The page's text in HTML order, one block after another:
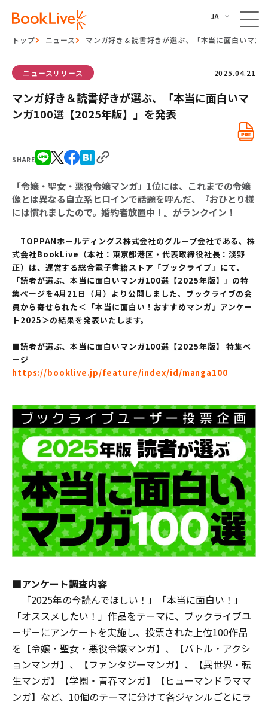
JA
トップ ニュース マンガ好き＆読書好きが選ぶ、「本当に面白いマ
SHARE
ニュースリリース 2025.04.21
マンガ好き＆読書好きが選ぶ、「本当に面白いマ
ンガ100選【2025年版】」を発表
「令嬢・聖女・悪役令嬢マンガ」1位には、これまでの令嬢
像とは異なる自立系ヒロインで話題を呼んだ、『おひとり様
には慣れましたので。婚約者放置中！』がランクイン！
TOPPANホールディングス株式会社のグループ会社である、株
式会社BookLive（本社：東京都港区・代表取締役社長：淡野
正）は、運営する総合電子書籍ストア「ブックライブ」にて、
「読者が選ぶ、本当に面白いマンガ100選【2025年版】」の特
集ページを4月21日（月）より公開しました。ブックライブの会
員から寄せられた＜「本当に面白い！おすすめマンガ」アンケー
ト2025＞の結果を発表いたします。
■読者が選ぶ、本当に面白いマンガ100選【2025年版】 特集ペ
ージ
https://booklive.jp/feature/index/id/manga100
■アンケート調査内容
「2025年の今読んでほしい！」「本当に面白い！」
「オススメしたい！」作品をテーマに、ブックライブユ
ーザーにアンケートを実施し、投票された上位100作品
を【令嬢・聖女・悪役令嬢マンガ】、【バトル・アクシ
ョンマンガ】、【ファンタジーマンガ】、【異世界・転
生マンガ】【学園・青春マンガ】【ヒューマンドラママ
ンガ】など、10個のテーマに分けて各ジャンルごとにラ